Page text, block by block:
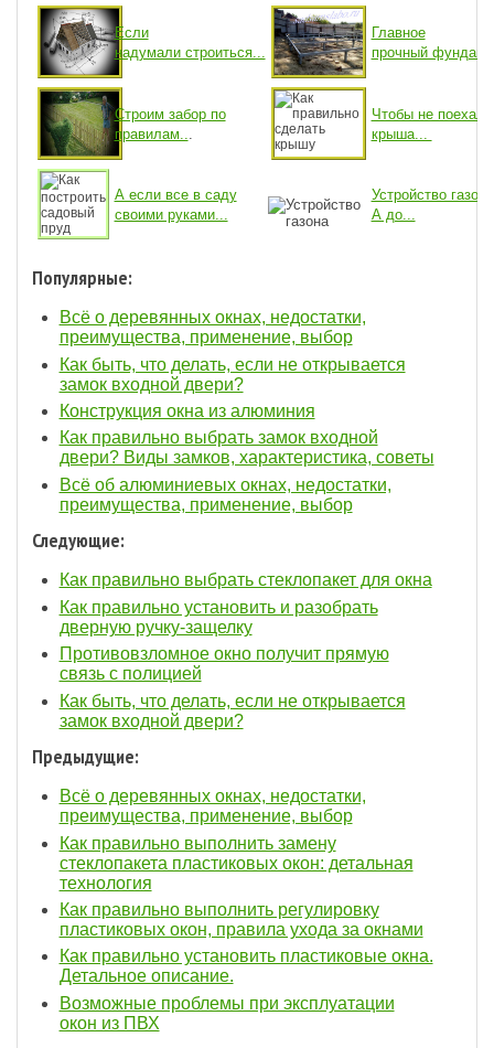
Если
надумали строиться...
Главное
прочный
Строим забор по
правилам..
Чтобы не поехала
крыша...
А если все в саду
своими руками...
Устройство
А до...
Популярные:
Всё о деревянных окнах, недостатки,
преимущества, применение, выбор
Как быть, что делать, если не открывается
замок входной двери?
Конструкция окна из алюминия
Как правильно выбрать замок входной
двери? Виды замков, характеристика, советы
Всё об алюминиевых окнах, недостатки,
преимущества, применение, выбор
Следующие:
Как правильно выбрать стеклопакет для окна
Как правильно установить и разобрать
дверную ручку-защелку
Противовзломное окно получит прямую
связь с полицией
Как быть, что делать, если не открывается
замок входной двери?
Предыдущие:
Всё о деревянных окнах, недостатки,
преимущества, применение, выбор
Как правильно выполнить замену
стеклопакета пластиковых окон: детальная
технология
Как правильно выполнить регулировку
пластиковых окон, правила ухода за окнами
Как правильно установить пластиковые окна.
Детальное описание.
Возможные проблемы при эксплуатации
окон из ПВХ